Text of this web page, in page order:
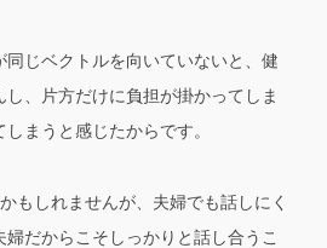
同じベクトルを向いていないと、健
、片方だけに負担が掛かってしま
まうと感じたからです。
もしれませんが、夫婦でも話しにく
だからこそしっかりと話し合うこ